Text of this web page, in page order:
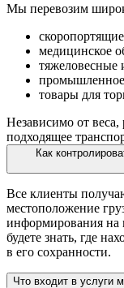
Мы перевозим
медицинское
тяжеловесные
товары для
Независимо от
подходящее
Как
Все клиенты
местоположение
информирования на
будете знать, где
в его сохранности.
Что входит в услуги